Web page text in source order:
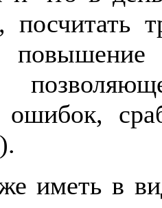
иметь в